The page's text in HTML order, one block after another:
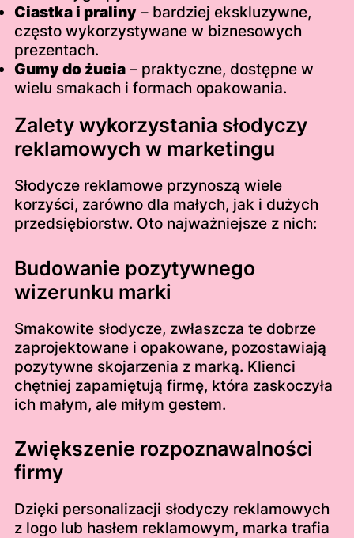
Ciastka i praliny– bardziej ekskluzywne,
często wykorzystywane w biznesowych
prezentach.
Gumy do żucia– praktyczne, dostępne w
wielu smakach i formach opakowania.
Zalety wykorzystania słodyczy
reklamowych w marketingu
Słodycze reklamowe przynoszą wiele
korzyści, zarówno dla małych, jak i dużych
przedsiębiorstw. Oto najważniejsze z nich:
Budowanie pozytywnego
wizerunku marki
Smakowite słodycze, zwłaszcza te dobrze
zaprojektowane i opakowane, pozostawiają
pozytywne skojarzenia z marką. Klienci
chętniej zapamiętują firmę, która zaskoczyła
ich małym, ale miłym gestem.
Zwiększenie rozpoznawalności
firmy
Dzięki personalizacji słodyczy reklamowych
z logo lub hasłem reklamowym, marka trafia